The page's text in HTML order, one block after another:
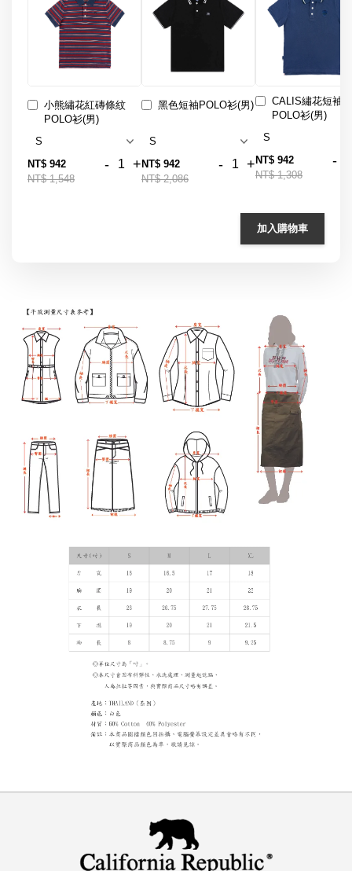
小熊繡花紅磚條紋
POLO衫(男)
NT$ 942
NT$ 1,548
- +
黑色短袖POLO衫(男)
NT$ 942
NT$ 2,086
- +
CALIS繡花短袖
POLO衫(男)
NT$ 942
NT$ 1,308
-
加入購物車